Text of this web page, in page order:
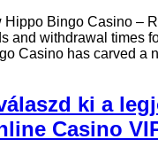
Hippo Bingo Casino –
and withdrawal times
Casino has carved a
ki a
Casino